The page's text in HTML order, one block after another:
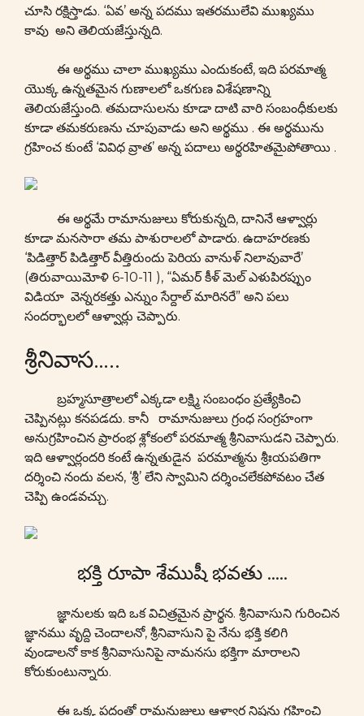
చూసి రక్షిస్తాడు. ‘ఏవ’ అన్న పదము ఇతరములేవి ముఖ్యము
కావు అని తెలియజేస్తున్నది.
ఈ అర్థము చాలా ముఖ్యము ఎందుకంటే, ఇది పరమాత్మ
యొక్క ఉన్నతమైన గుణాలలో ఒకగుణ విశేషణాన్ని
తెలియజేస్తుంది. తమదాసులను కూడా దాటి వారి సంబంధీకులకు
కూడా తమకరుణను చూపువాడు అని అర్థము . ఈ అర్థమును
గ్రహించ కుంటే ‘వివిధ వ్రాత’ అన్న పదాలు అర్థరహితమైపోతాయి .
ఈ అర్థమే రామానుజులు కోరుకున్నది, దానినే ఆళ్వార్లు
కూడా మనసారా తమ పాశురాలలో పాడారు. ఉదాహరణకు
‘పిడిత్తార్ పిడిత్తార్ వీత్తిరుందు పెరియ వానుళ్ నిలావువారే’
(తిరువాయిమోళి 6-10-11 ), “ఏమర్ కీళ్ మెల్ ఎళుపిరప్పుం
విడియా వెన్నరకత్తు ఎన్నుం సేర్దాల్ మారినరే” అని పలు
సందర్భాలలో ఆళ్వార్లు చెప్పారు.
శ్రీనివాస…..
బ్రహ్మసూత్రాలలో ఎక్కడా లక్ష్మి సంబంధం ప్రత్యేకించి
చెప్పినట్లు కనపడదు. కానీ రామానుజులు గ్రంధ సంగ్రహంగా
అనుగ్రహించిన ప్రారంభ శ్లోకంలో పరమాత్మ శ్రీనివాసుడని చెప్పారు.
ఇది ఆళ్వార్లందరి కంటే ఉన్నతుడైన పరమాత్మను శ్రీఃయపతిగా
దర్శించి నందు వలన, ‘శ్రీ’ లేని స్వామిని దర్శించలేకపోవటం చేత
చెప్పి ఉండవచ్చు.
భక్తి రూపా శేముషీ భవతు …..
జ్ఞానులకు ఇది ఒక విచిత్రమైన ప్రార్థన. శ్రీనివాసుని గురించిన
జ్ఞానము వృద్ది చెందాలనో, శ్రీనివాసుని పై నేను భక్తి కలిగి
వుండాలనో కాక శ్రీనివాసునిపై నామనసు భక్తిగా మారాలని
కోరుకుంటున్నారు.
ఈ ఒక్క పదంతో రామనుజులు ఆళ్వార్ల నిష్టను గ్రహించి